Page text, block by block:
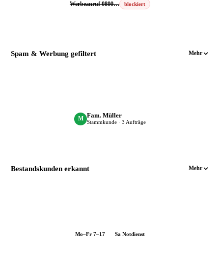
Werbeanruf 0800… blockiert
Spam & Werbung gefiltert Mehr
M Fam. Müller
Stammkunde · 3 Aufträge
Bestandskunden erkannt Mehr
Mo–Fr 7–17 Sa Notdienst